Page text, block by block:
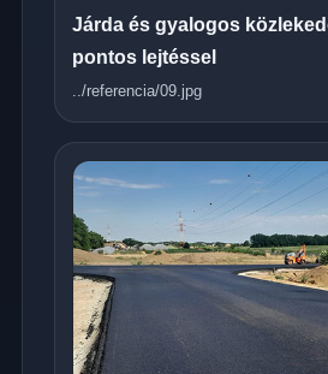
Járda és gyalogos
pontos lejtéssel
../referencia/09.jpg